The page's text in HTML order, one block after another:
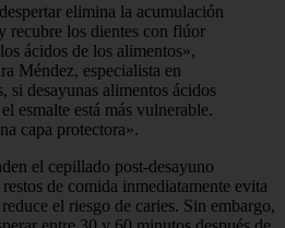
elimina la acumulación
recubre los dientes con flúor
ácidos de los alimentos»,
Méndez, especialista en
si desayunas alimentos ácidos
esmalte está más vulnerable.
capa protectora».
el cepillado post-desayuno
de comida inmediatamente evita
el riesgo de caries. Sin embargo,